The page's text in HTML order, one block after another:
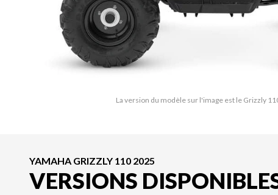
La version du modèle sur l'image est le Grizzly
YAMAHA GRIZZLY 110 2025
VERSIONS